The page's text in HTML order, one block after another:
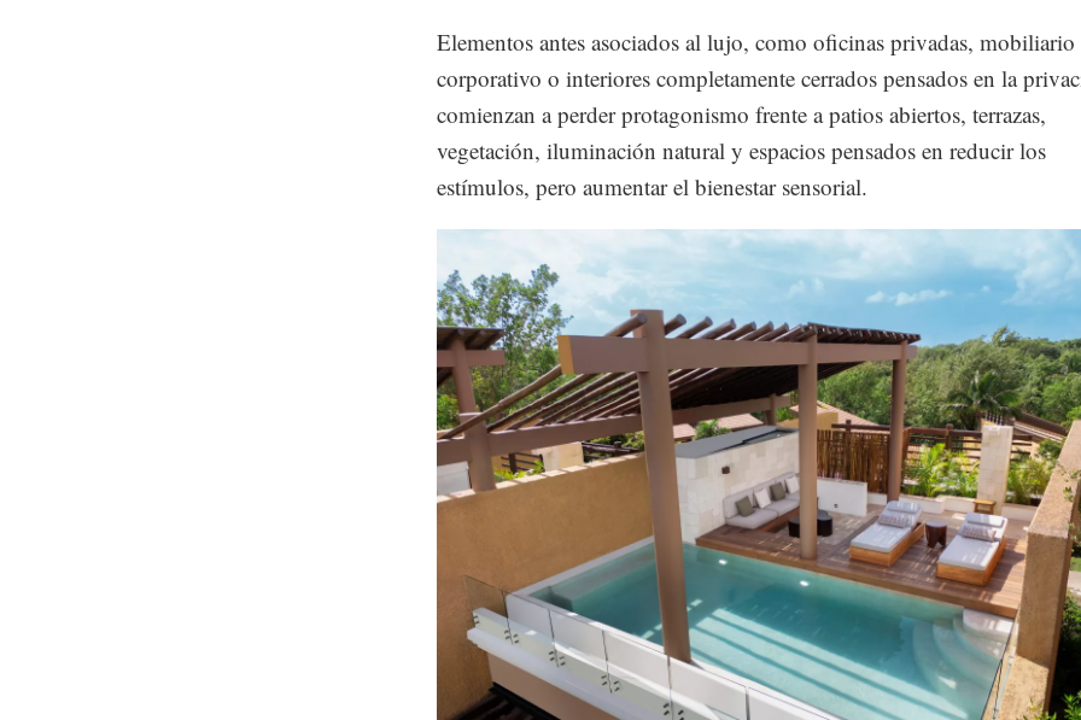
Elementos antes asociados al lujo, como oficinas privadas, mobiliario
corporativo o interiores completamente cerrados pensados en la
comienzan a perder protagonismo frente a patios abiertos, terrazas,
vegetación, iluminación natural y espacios pensados en reducir los
estímulos, pero aumentar el bienestar sensorial.